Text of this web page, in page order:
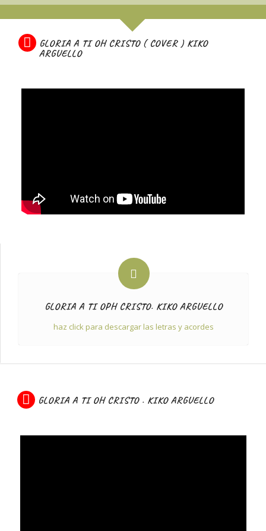
GLORIA A TI OH CRISTO ( COVER ) KIKO
ARGUELLO
GLORIA A TI OPH CRISTO. KIKO ARGUELLO
haz click para descargar las letras y acordes
GLORIA A TI OH CRISTO . KIKO ARGUELLO